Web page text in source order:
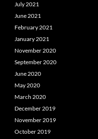
July 2021
June 2021
February 2021
January 2021
November 2020
September 2020
June 2020
May 2020
March 2020
December 2019
November 2019
October 2019